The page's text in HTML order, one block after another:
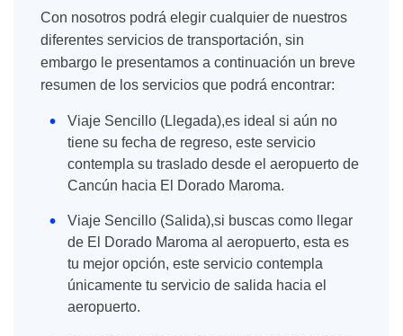
Con nosotros podrá elegir cualquier de nuestros
diferentes servicios de transportación, sin
embargo le presentamos a continuación un breve
resumen de los servicios que podrá encontrar:
Viaje Sencillo (Llegada),es ideal si aún no
tiene su fecha de regreso, este servicio
contempla su traslado desde el aeropuerto de
Cancún hacia El Dorado Maroma.
Viaje Sencillo (Salida),si buscas como llegar
de El Dorado Maroma al aeropuerto, esta es
tu mejor opción, este servicio contempla
únicamente tu servicio de salida hacia el
aeropuerto.